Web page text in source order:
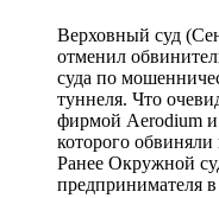
Верховный суд
отменил
суда по
туннеля. Что
фирмой Aerodium
которого
Ранее Окружной
предпринимателя